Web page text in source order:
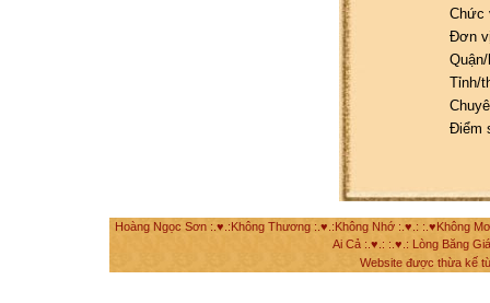
Chức
Đơn
Tỉnh/
Điểm
Hoàng Ngọc Sơn :.♥.:Không Thương :.♥.:Không Nhớ :.♥.: :.♥Không
Ai Cả :.♥.: :.♥.: Lòng Băng
Website được thừa kế